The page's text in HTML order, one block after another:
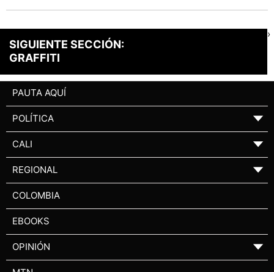
SIGUIENTE SECCIÓN:
GRAFFITI
›
PAUTA AQUÍ
POLÍTICA ▼
CALI ▼
REGIONAL ▼
COLOMBIA
EBOOKS
OPINIÓN ▼